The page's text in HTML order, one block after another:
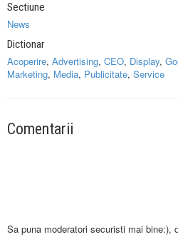
Sectiune
News
Dictionar
Acoperire, Advertising, CEO, Display,
Marketing, Media, Publicitate, Service
Comentarii
Sa puna moderatori securisti mai bine:),